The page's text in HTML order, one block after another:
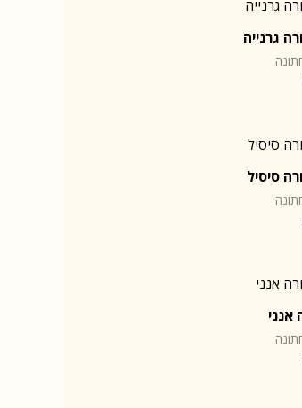
גרנייה
סיסיל